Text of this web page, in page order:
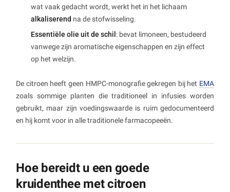
wat vaak gedacht wordt, werkt het in het lichaam
alkaliserend na de stofwisseling.
Essentiële olie uit de schil : bevat limoneen, bestudeerd
vanwege zijn aromatische eigenschappen en zijn effect
op het welzijn.
De citroen heeft geen HMPC-monografie gekregen bij het EMA
zoals sommige planten die traditioneel in infusies worden
gebruikt, maar zijn voedingswaarde is ruim gedocumenteerd
en hij komt voor in alle traditionele farmacopeeën.
Hoe bereidt u een goede
kruidenthee met citroen